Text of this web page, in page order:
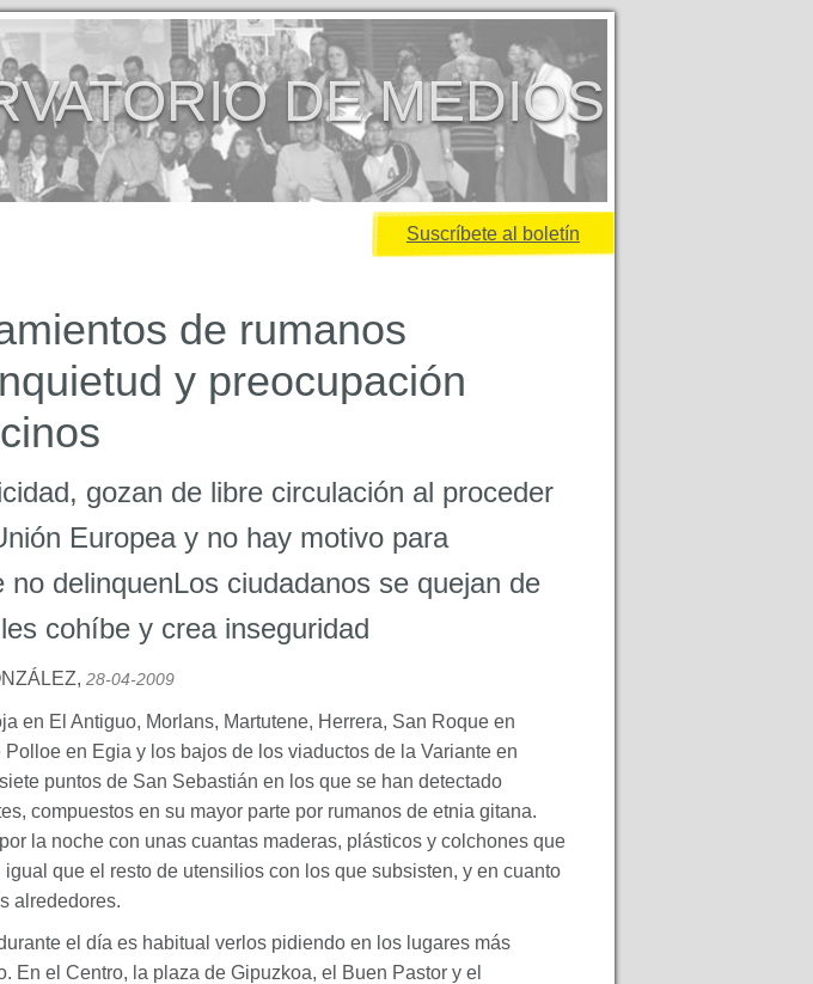
DE MEDIOS
Suscríbete al boletín
de rumanos
y preocupación
gozan de libre circulación al proceder
Europea y no hay motivo para
no delinquenLos ciudadanos se quejan de
cohíbe y crea inseguridad
, 28-04-2009
en El Antiguo, Morlans, Martutene, Herrera, San Roque en
en Egia y los bajos de los viaductos de la Variante en
puntos de San Sebastián en los que se han detectado
compuestos en su mayor parte por rumanos de etnia gitana.
la noche con unas cuantas maderas, plásticos y colchones que
que el resto de utensilios con los que subsisten, y en cuanto
alrededores.
el día es habitual verlos pidiendo en los lugares más
En el Centro, la plaza de Gipuzkoa, el Buen Pastor y el